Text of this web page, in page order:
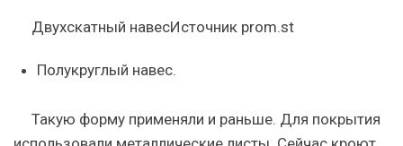
Двухскатный навесИсточник prom.st
Полукруглый навес.
Такую форму применяли и раньше. Для покрытия